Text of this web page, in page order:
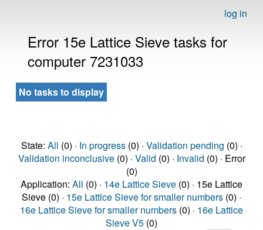
log in
Error 15e Lattice Sieve tasks for
computer 7231033
No tasks to display
State: All (0) · In progress(0) · Validation pending (0) ·
Validation inconclusive(0) · Valid (0) · Invalid (0) · Error
(0)
Application: All (0) · 14e Lattice Sieve (0) · 15e Lattice
Sieve (0) · 15e Lattice Sieve for smaller numbers (0) ·
16e Lattice Sieve for smaller numbers (0) · 16e Lattice
Sieve V5 (0)